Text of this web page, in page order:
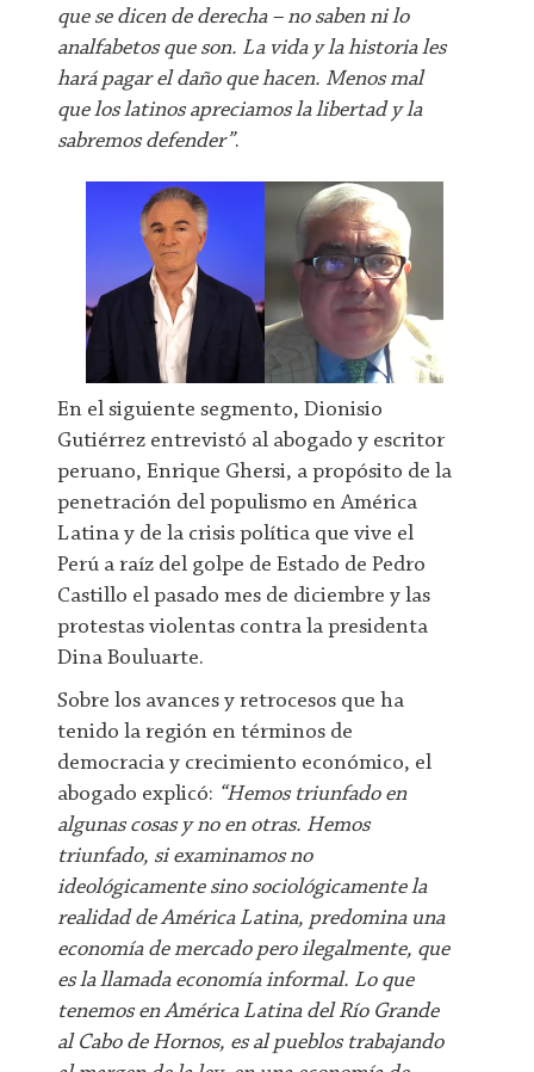
que se dicen de derecha – no saben ni lo
analfabetos que son. La vida y la historia les
hará pagar el daño que hacen. Menos mal
que los latinos apreciamos la libertad y la
sabremos defender”.
En el siguiente segmento, Dionisio
Gutiérrez entrevistó al abogado y escritor
peruano, Enrique Ghersi, a propósito de la
penetración del populismo en América
Latina y de la crisis política que vive el
Perú a raíz del golpe de Estado de Pedro
Castillo el pasado mes de diciembre y las
protestas violentas contra la presidenta
Dina Bouluarte.
Sobre los avances y retrocesos que ha
tenido la región en términos de
democracia y crecimiento económico, el
abogado explicó: “Hemos triunfado en
algunas cosas y no en otras. Hemos
triunfado, si examinamos no
ideológicamente sino sociológicamente la
realidad de América Latina, predomina una
economía de mercado pero ilegalmente, que
es la llamada economía informal. Lo que
tenemos en América Latina del Río Grande
al Cabo de Hornos, es al pueblos trabajando